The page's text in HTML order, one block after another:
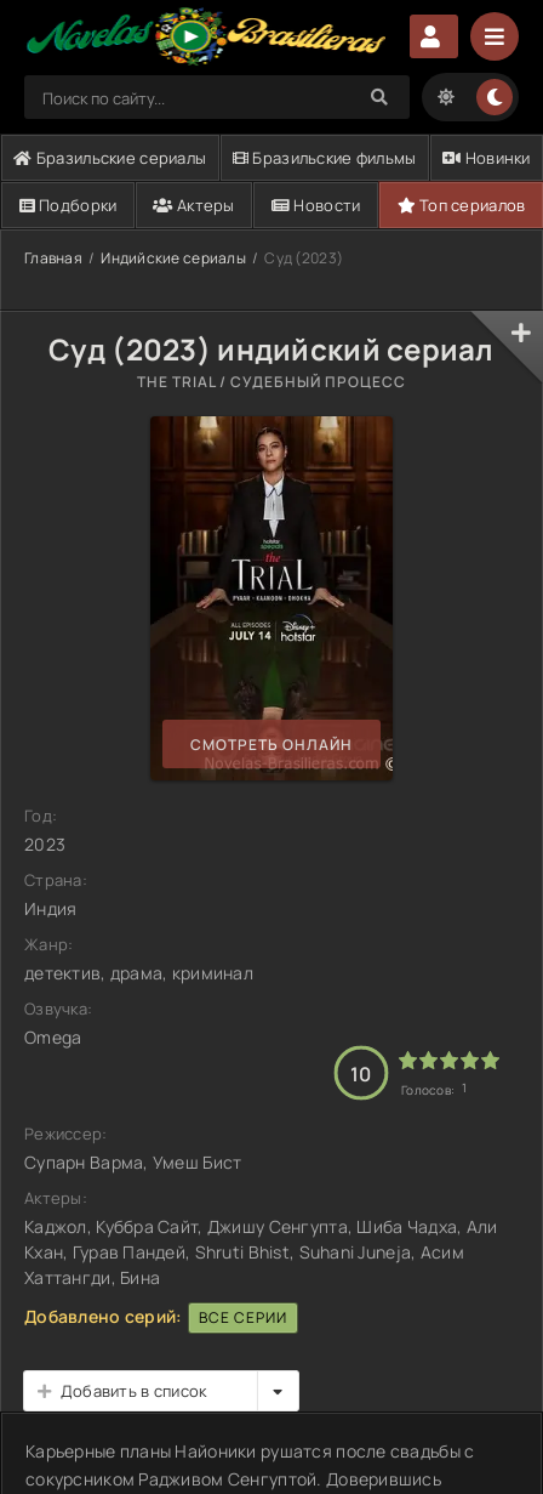
Бразильские сериалы Бразильские фильмы Новинки
Подборки Актеры Новости Топ сериалов
Главная Индийские сериалы Суд (2023)
Суд (2023) индийский сериал
THE TRIAL / СУДЕБНЫЙ ПРОЦЕСС
СМОТРЕТЬ ОНЛАЙН
Год:
2023
Страна:
Индия
Жанр:
детектив, драма, криминал
Озвучка:
Omega
10
Голосов: 1
Режиссер:
Супарн Варма, Умеш Бист
Актеры:
Каджол, Куббра Сайт, Джишу Сенгупта, Шиба Чадха, Али
Кхан, Гурав Пандей, Shruti Bhist, Suhani Juneja, Асим
Хаттангди, Бина
Добавлено серий:
ВСЕ СЕРИИ
Добавить в список
Карьерные планы Найоники рушатся после свадьбы с
сокурсником Радживом Сенгуптой. Доверившись